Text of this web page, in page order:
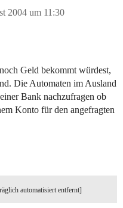
2004 um 11:30
Geld bekommt würdest,
Die Automaten im Ausland
Bank nachzufragen ob
Konto für den angefragten
automatisiert entfernt]